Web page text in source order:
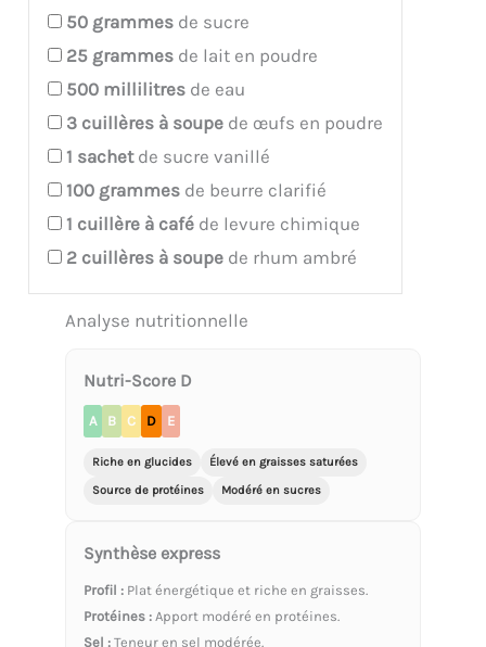
50 grammes de sucre
25 grammes de lait en poudre
500 millilitres de eau
3 cuillères à soupe de œufs en poudre
1 sachetde sucre vanillé
100 grammes de beurre clarifié
1 cuillère à café de levure chimique
2 cuillères à soupe de rhum ambré
Analyse nutritionnelle
Nutri-Score D
A B C D E
Riche en glucides
Élevé en graisses saturées
Source de protéines
Modéré en sucres
Synthèse express
Profil : Plat énergétique et riche en graisses.
Protéines : Apport modéré en protéines.
Sel : Teneur en sel modérée.